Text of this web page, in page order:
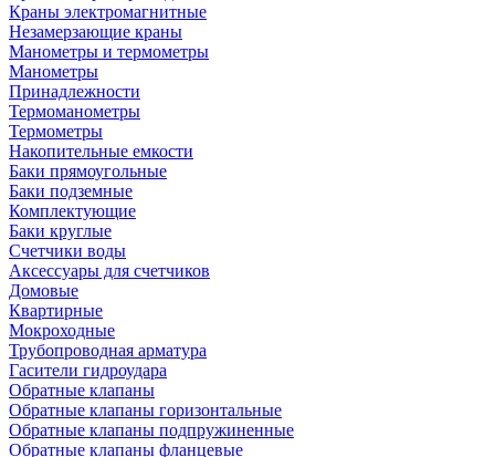
Краны электромагнитные
Незамерзающие краны
Манометры и термометры
Манометры
Принадлежности
Термоманометры
Термометры
Накопительные емкости
Баки прямоугольные
Баки подземные
Комплектующие
Баки круглые
Счетчики воды
Аксессуары для счетчиков
Домовые
Квартирные
Мокроходные
Трубопроводная арматура
Гасители гидроудара
Обратные клапаны
Обратные клапаны горизонтальные
Обратные клапаны подпружиненные
Обратные клапаны фланцевые